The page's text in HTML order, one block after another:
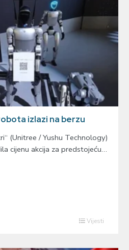
izlazi na berzu
(Unitree / Yushu Technology)
cijenu akcija za predstojeću…
Vijesti